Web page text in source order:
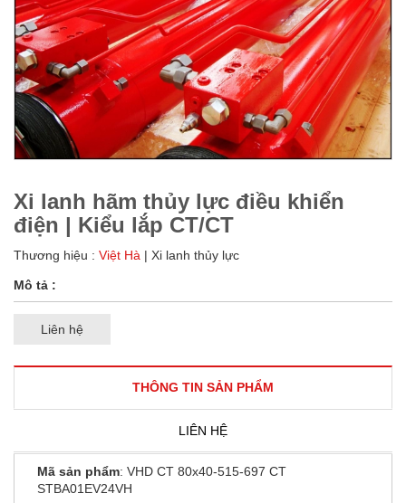
Xi lanh hãm thủy lực điều khiển
điện | Kiểu lắp CT/CT
Thương hiệu : Việt Hà | Xi lanh thủy lực
Mô tả :
Liên hệ
THÔNG TIN SẢN PHẨM
LIÊN HỆ
Mã sản phẩm: VHD CT 80x40-515-697 CT
STBA01EV24VH